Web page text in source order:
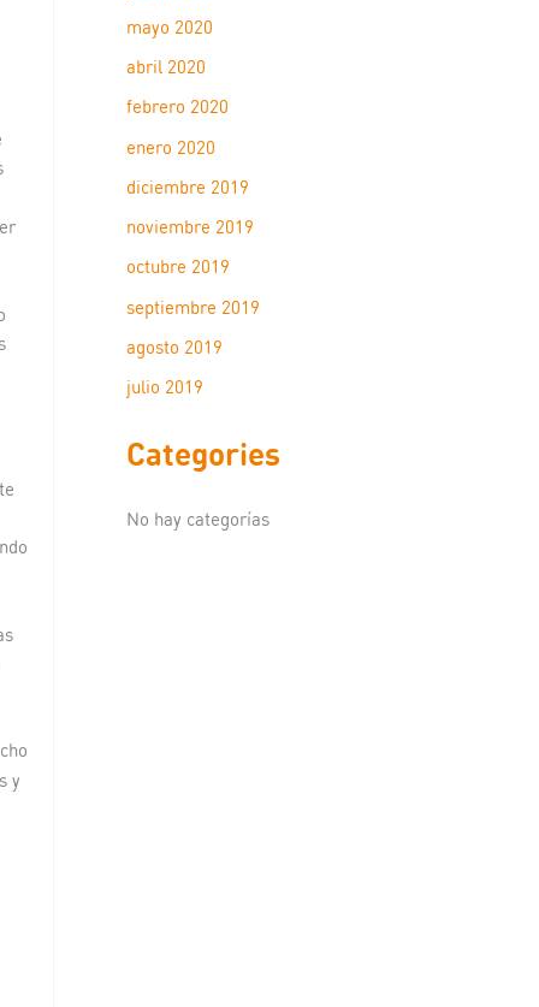
y
mayo 2020
abril 2020
febrero 2020
enero 2020
diciembre 2019
noviembre 2019
octubre 2019
septiembre 2019
agosto 2019
julio 2019
Categories
No hay categorías